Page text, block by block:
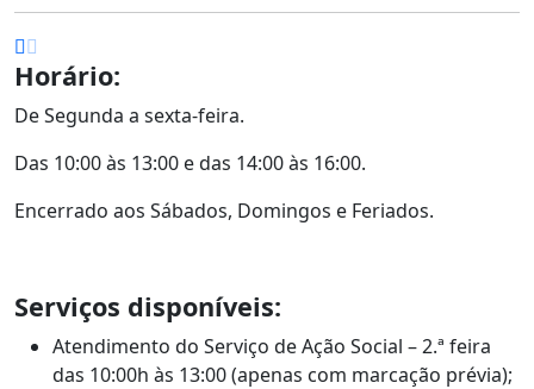
Horário:
De Segunda a sexta-feira.
Das 10:00 às 13:00 e das 14:00 às 16:00.
Encerrado aos Sábados, Domingos e Feriados.
Serviços disponíveis:
Atendimento do Serviço de Ação Social – 2.ª feira
das 10:00h às 13:00 (apenas com marcação prévia);